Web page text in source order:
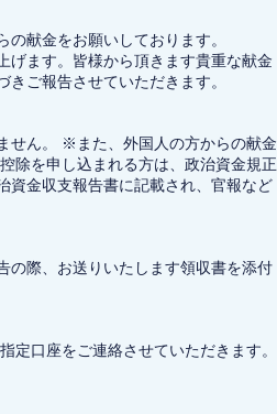
献金をお願いしております。
げます。皆様から頂きます貴重な献金
ご報告させていただきます。
せん。 ※また、外国人の方からの献金
除を申し込まれる方は、政治資金規正
資金収支報告書に記載され、官報など
の際、お送りいたします領収書を添付
口座をご連絡させていただきます。